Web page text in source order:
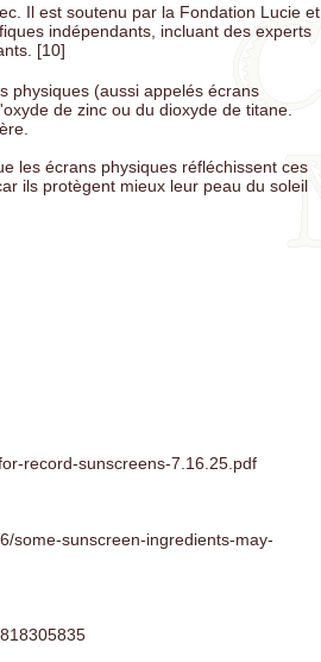
Il est soutenu par la Fondation Lucie et
indépendants, incluant des experts
[10]
physiques (aussi appelés écrans
de zinc ou du dioxyde de titane.
les écrans physiques réfléchissent ces
ils protègent mieux leur peau du soleil
record-sunscreens-7.16.25.pdf
some-sunscreen-ingredients-may-